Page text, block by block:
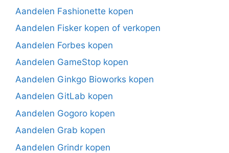
Aandelen Fashionette kopen
Aandelen Fisker kopen of verkopen
Aandelen Forbes kopen
Aandelen GameStop kopen
Aandelen Ginkgo Bioworks kopen
Aandelen GitLab kopen
Aandelen Gogoro kopen
Aandelen Grab kopen
Aandelen Grindr kopen